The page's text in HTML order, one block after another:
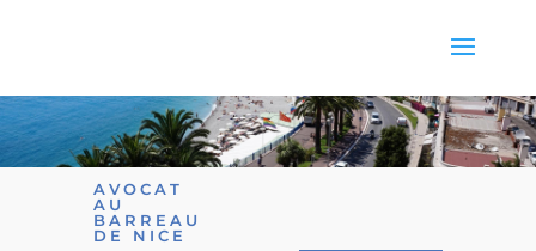
AVOCAT
AU
BARREAU
DE NICE